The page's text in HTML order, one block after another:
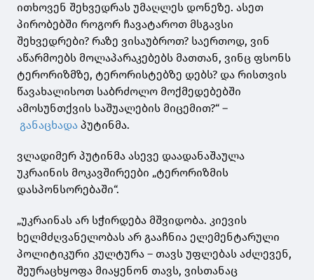
ითხოვენ შეხვედრას უმაღლეს დონეზე. ასეთ
პირობებში როგორ ჩავატაროთ მსგავსი
შეხვედრები? რაზე ვისაუბროთ? საერთოდ, ვინ
აწარმოებს მოლაპარაკებებს მათთან, ვინც ფსონს
ტერორიზმზე, ტერორისტებზე დებს? და რისთვის
წავახალისოთ საბრძოლო მოქმედებებში
ამოსუნთქვის საშუალების მიცემით?“ –
განაცხადა პუტინმა.
ვლადიმერ პუტინმა ასევე დაადანაშაულა
უკრაინის მოკავშირეები „ტერორიზმის
დასპონსორებაში“.
„უკრაინას არ სჭირდება მშვიდობა. კიევის
ხელმძღვანელობას არ გააჩნია ელემენტარული
პოლიტიკური კულტურა – თავს უფლებას აძლევენ,
შეურაცხყოფა მიაყენონ თავს, ვისთანაც